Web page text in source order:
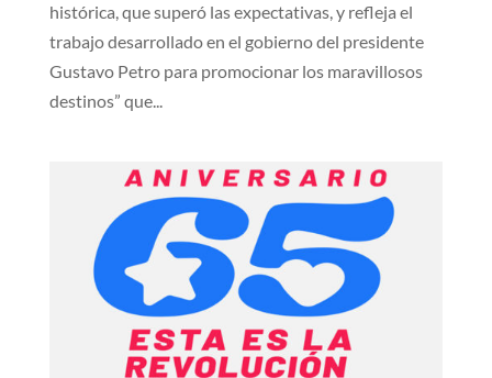
histórica, que superó las expectativas, y refleja el
trabajo desarrollado en el gobierno del presidente
Gustavo Petro para promocionar los maravillosos
destinos” que...